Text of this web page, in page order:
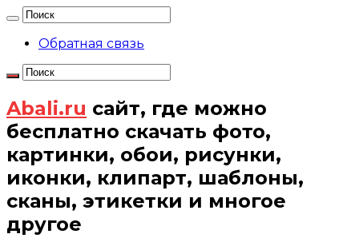
Обратная связь
Abali.ru сайт, где можно
бесплатно скачать фото,
картинки, обои, рисунки,
иконки, клипарт, шаблоны,
сканы, этикетки и многое
другое